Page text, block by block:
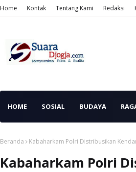
Home Kontak Tentang Kami Redaksi
HOME SOSIAL BUDAYA
Beranda Kabaharkam Polri Distribusikan
Kabaharkam Polri